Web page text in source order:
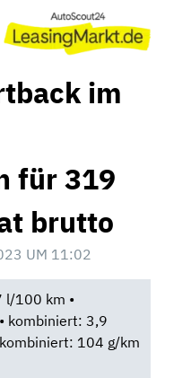
im
für 319
brutto
UM 11:02
l/100 km •
kombiniert: 3,9
104 g/km